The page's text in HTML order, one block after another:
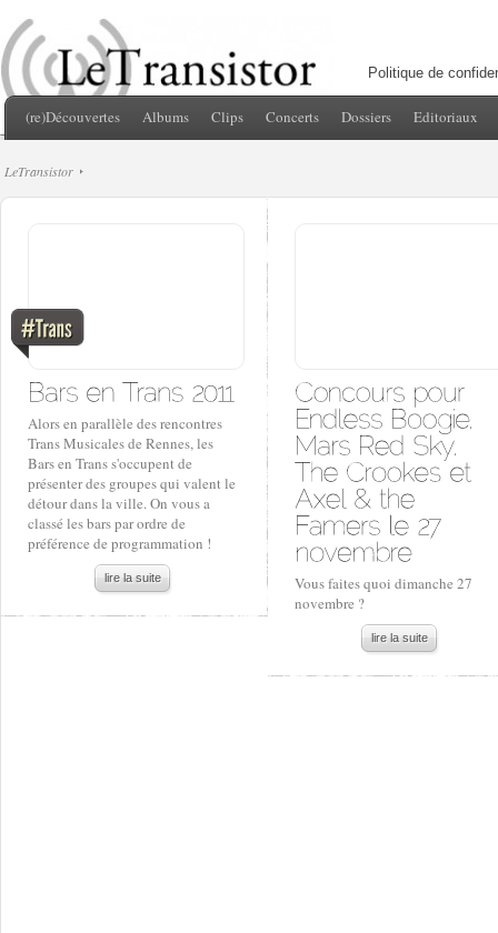
Politique de
(re)Découvertes Albums Clips Concerts Dossiers Editoriaux
LeTransistor
Alors en parallèle des rencontres
Trans Musicales de Rennes, les
Bars en Trans s'occupent de
présenter des groupes qui valent le
détour dans la ville. On vous a
classé les bars par ordre de
préférence de programmation !
lire la suite
Vous faites quoi dimanche 27
novembre ?
lire la suite